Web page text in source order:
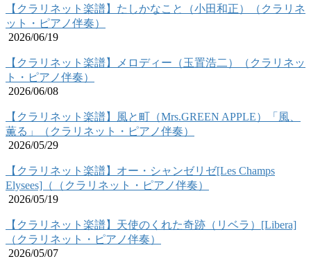
【クラリネット楽譜】たしかなこと（小田和正）（クラリネ
ット・ピアノ伴奏）
2026/06/19
【クラリネット楽譜】メロディー（玉置浩二）（クラリネッ
ト・ピアノ伴奏）
2026/06/08
【クラリネット楽譜】風と町（Mrs.GREEN APPLE）「風、
薫る」（クラリネット・ピアノ伴奏）
2026/05/29
【クラリネット楽譜】オー・シャンゼリゼ[Les Champs
Elysees]（（クラリネット・ピアノ伴奏）
2026/05/19
【クラリネット楽譜】天使のくれた奇跡（リベラ）[Libera]
（クラリネット・ピアノ伴奏）
2026/05/07